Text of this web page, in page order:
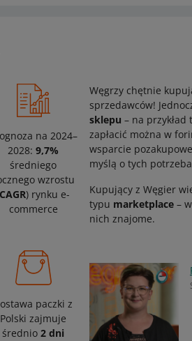
na 2024–
2028:9,7%
średniego
wzrostu
CAGR) rynku e-
commerce
paczki z
Polski zajmuje
średnio2 dni
Węgrzy chętnie
sprzedawców!
sklepu – na
zapłacić można w
wsparcie
myślą o tych
Kupujący z Węgier
typu marketplace –
nich znajome.